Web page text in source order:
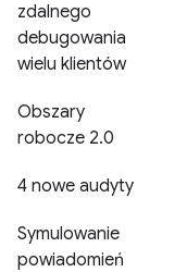
zdalnego
debugowania
wielu klientów
Obszary
robocze 2.0
4 nowe audyty
Symulowanie
powiadomień